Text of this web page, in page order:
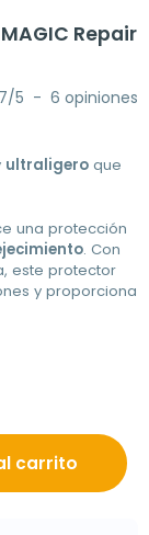
Repair
/5 - 6 opiniones
ultraligero que
una protección
. Con
este protector
y proporciona
carrito